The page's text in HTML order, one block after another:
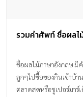
รวมคำศัพท์ ชื่อผลไ
ชื่อผลไม้ภาษาอังกฤษ
ลูกๆไปซื้อของกินเข้าบ้า
ตลาดสดหรือซูเปอร์มา